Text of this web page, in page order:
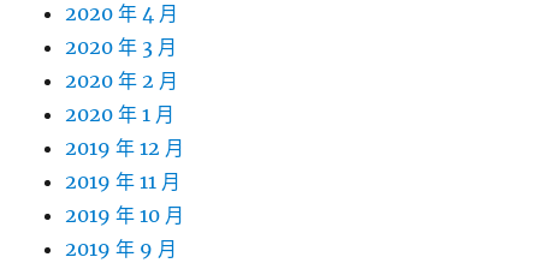
2020 年 4 月
2020 年 3 月
2020 年 2 月
2020 年 1 月
2019 年 12 月
2019 年 11 月
2019 年 10 月
2019 年 9 月